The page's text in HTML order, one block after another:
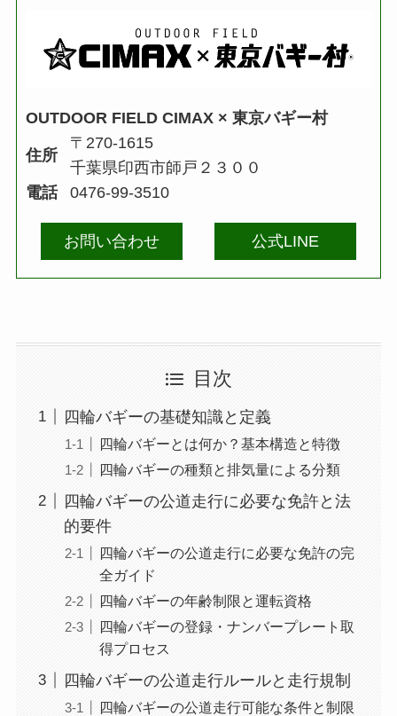
OUTDOOR FIELD CIMAX × 東京バギー村
住所
〒270-1615
千葉県印西市師戸２３００
電話
0476-99-3510
お問い合わせ 公式LINE
目次
四輪バギーの基礎知識と定義
四輪バギーとは何か？基本構造と特徴
四輪バギーの種類と排気量による分類
四輪バギーの公道走行に必要な免許と法
的要件
四輪バギーの公道走行に必要な免許の完
全ガイド
四輪バギーの年齢制限と運転資格
四輪バギーの登録・ナンバープレート取
得プロセス
四輪バギーの公道走行ルールと走行規制
四輪バギーの公道走行可能な条件と制限